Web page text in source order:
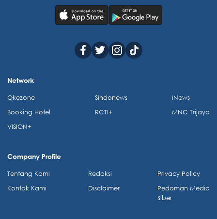
Network
Okezone
Booking Hotel
VISION+
Sindonews
RCTI+
iNews
MNC Trijaya
Company Profile
Tentang Kami
Kontak Kami
Redaksi
Disclaimer
Privacy Policy
Pedoman Media
Siber